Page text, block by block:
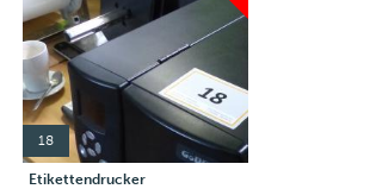
18
Etikettendrucker